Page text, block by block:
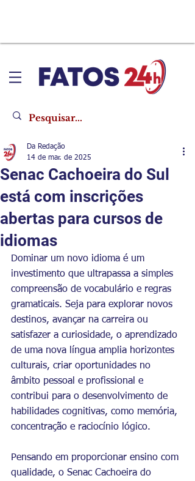
Senac Cachoeira do Sul
está com inscrições
abertas para cursos de
idiomas
Da Redação
14 de mar. de 2025
Dominar um novo idioma é um
investimento que ultrapassa a simples
compreensão de vocabulário e regras
gramaticais. Seja para explorar novos
destinos, avançar na carreira ou
satisfazer a curiosidade, o aprendizado
de uma nova língua amplia horizontes
culturais, criar oportunidades no
âmbito pessoal e profissional e
contribui para o desenvolvimento de
habilidades cognitivas, como memória,
concentração e raciocínio lógico.
Pensando em proporcionar ensino com
qualidade, o Senac Cachoeira do